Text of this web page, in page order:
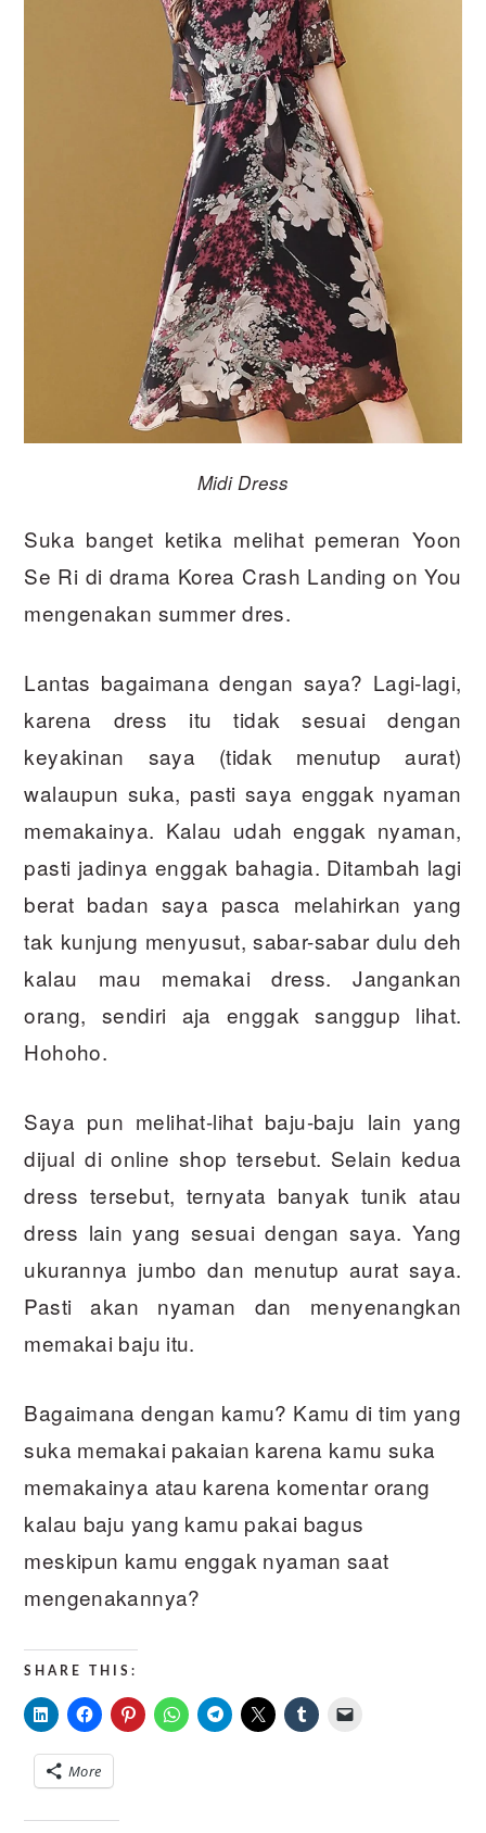
Midi Dress
Suka banget ketika melihat pemeran Yoon
Se Ri di drama Korea Crash Landing on You
mengenakan summer dres.
Lantas bagaimana dengan saya? Lagi-lagi,
karena dress itu tidak sesuai dengan
keyakinan saya (tidak menutup aurat)
walaupun suka, pasti saya enggak nyaman
memakainya. Kalau udah enggak nyaman,
pasti jadinya enggak bahagia. Ditambah lagi
berat badan saya pasca melahirkan yang
tak kunjung menyusut, sabar-sabar dulu deh
kalau mau memakai dress. Jangankan
orang, sendiri aja enggak sanggup lihat.
Hohoho.
Saya pun melihat-lihat baju-baju lain yang
dijual di online shop tersebut. Selain kedua
dress tersebut, ternyata banyak tunik atau
dress lain yang sesuai dengan saya. Yang
ukurannya jumbo dan menutup aurat saya.
Pasti akan nyaman dan menyenangkan
memakai baju itu.
Bagaimana dengan kamu? Kamu di tim yang
suka memakai pakaian karena kamu suka
memakainya atau karena komentar orang
kalau baju yang kamu pakai bagus
meskipun kamu enggak nyaman saat
mengenakannya?
SHARE THIS:
More